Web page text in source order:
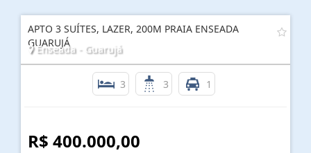
APTO 3 SUÍTES, LAZER, 200M PRAIA ENSEADA
GUARUJÁ
Enseada - Guarujá
3 3 1
R$ 400.000,00